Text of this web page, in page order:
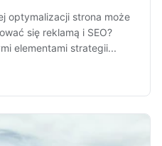
optymalizacji strona może
się reklamą i SEO?
elementami strategii...